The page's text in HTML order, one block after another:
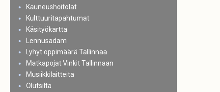
Kauneushoitolat
Kulttuuritapahtumat
Käsityökartta
Lennusadam
Lyhyt oppimäärä Tallinnaa
Matkapojat Vinkit Tallinnaan
Musiikkilaitteita
Olutsilta